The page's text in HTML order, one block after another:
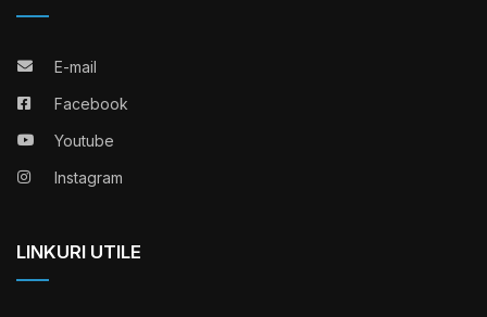
E-mail
Facebook
Youtube
Instagram
LINKURI UTILE